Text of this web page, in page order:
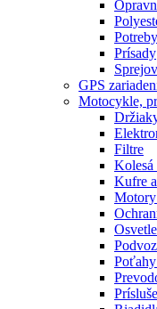
Prísady
GPS
Motocykle,
Filtre
Kolesá
Kufre
Poťahy